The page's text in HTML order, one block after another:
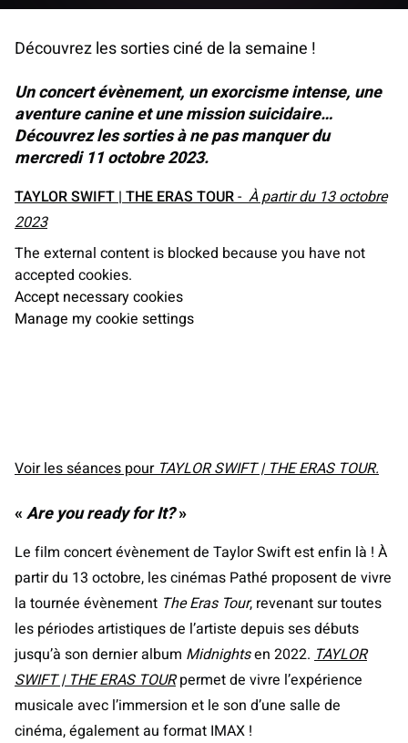
Découvrez les sorties ciné de la semaine !
Un concert évènement, un exorcisme intense, une
aventure canine et une mission suicidaire…
Découvrez les sorties à ne pas manquer du
mercredi 11 octobre 2023.
TAYLOR SWIFT | THE ERAS TOUR-À partir du 13 octobre
2023
The external content is blocked because you have not
accepted cookies.
Accept necessary cookies
Manage my cookie settings
Voir les séances pourTAYLOR SWIFT | THE ERAS TOUR.
«Are you ready for It?»
Le film concert évènement de Taylor Swift est enfin là ! À
partir du 13 octobre, les cinémas Pathé proposent de vivre
la tournée évènement The Eras Tour, revenant sur toutes
les périodes artistiques de l’artiste depuis ses débuts
jusqu’à son dernier album Midnightsen 2022. TAYLOR
SWIFT | THE ERAS TOURpermet de vivre l’expérience
musicale avec l’immersion et le son d’une salle de
cinéma, également au format IMAX !